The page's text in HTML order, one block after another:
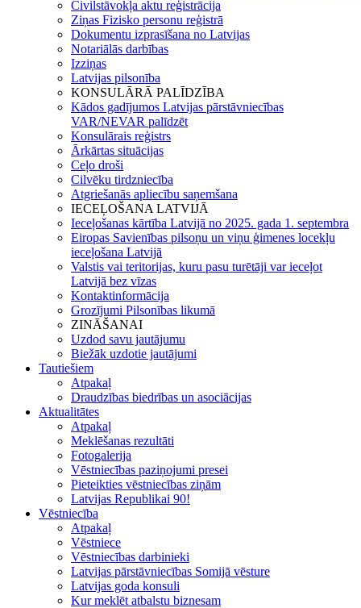
Civilstāvokļa aktu reģistrācija
Ziņas Fizisko personu reģistrā
Dokumentu izprasīšana no Latvijas
Notariālās darbības
Izziņas
Latvijas pilsonība
KONSULĀRĀ PALĪDZĪBA
Kādos gadījumos Latvijas pārstāvniecības
VAR/NEVAR palīdzēt
Konsulārais reģistrs
Ārkārtas situācijas
Ceļo droši
Cilvēku tirdzniecība
Atgriešanās apliecību saņemšana
IECEĻOŠANA LATVIJĀ
Ieceļošanas kārtība Latvijā no 2025. gada 1. septembra
Eiropas Savienības pilsoņu un viņu ģimenes locekļu
ieceļošana Latvijā
Valstis vai teritorijas, kuru pasu turētāji var ieceļot
Latvijā bez vīzas
Kontaktinformācija
Grozījumi Pilsonības likumā
ZINĀŠANAI
Uzdod savu jautājumu
Biežāk uzdotie jautājumi
Tautiešiem
Atpakaļ
Draudzības biedrības un asociācijas
Aktualitātes
Atpakaļ
Meklēšanas rezultāti
Fotogalerija
Vēstniecības paziņojumi presei
Pieteikties vēstniecības ziņām
Latvijas Republikai 90!
Vēstniecība
Atpakaļ
Vēstniece
Vēstniecības darbinieki
Latvijas pārstāvniecības Somijā vēsture
Latvijas goda konsuli
Kur meklēt atbalstu biznesam